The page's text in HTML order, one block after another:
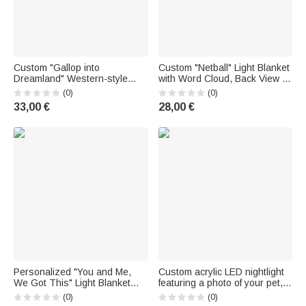
Custom "Gallop into
Dreamland" Western-style
blanket for riders, with soft
pom-poms and embroidered
first name – Home decor,
gift for riders
(0)
33,00 €
Custom "Netball" Light Blanket
with Word Cloud, Back View of
a Player, and Name and
Number – Birthday Gift for a
Teen Girl's Room
(0)
28,00 €
Personalized "You and Me,
We Got This" Light Blanket
with a Horse-Shaped Pom-
(0)
Custom acrylic LED nightlight
featuring a photo of your pet, a
floral design, a name, and a
(0)